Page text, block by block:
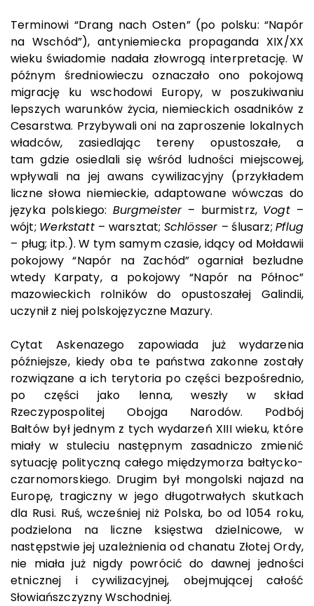
Terminowi “Drang nach Osten” (po polsku: “Napór
na Wschód”), antyniemiecka propaganda XIX/XX
wieku świadomie nadała złowrogą interpretację. W
późnym średniowieczu oznaczało ono pokojową
migrację ku wschodowi Europy, w poszukiwaniu
lepszych warunków życia, niemieckich osadników z
Cesarstwa. Przybywali oni na zaproszenie lokalnych
władców, zasiedlając tereny opustoszałe, a
tam gdzie osiedlali się wśród ludności miejscowej,
wpływali na jej awans cywilizacyjny (przykładem
liczne słowa niemieckie, adaptowane wówczas do
języka polskiego: Burgmeister – burmistrz, Vogt –
wójt; Werkstatt – warsztat; Schlösser – ślusarz;Pflug
– pług; itp.). W tym samym czasie, idący od Mołdawii
pokojowy “Napór na Zachód” ogarniał bezludne
wtedy Karpaty, a pokojowy “Napór na Północ”
mazowieckich rolników do opustoszałej Galindii,
uczynił z niej polskojęzyczne Mazury.
Cytat Askenazego zapowiada już wydarzenia
późniejsze, kiedy oba te państwa zakonne zostały
rozwiązane a ich terytoria po części bezpośrednio,
po części jako lenna, weszły w skład
Rzeczypospolitej Obojga Narodów. Podbój
Bałtów był jednym z tych wydarzeń XIII wieku, które
miały w stuleciu następnym zasadniczo zmienić
sytuację polityczną całego międzymorza bałtycko-
czarnomorskiego. Drugim był mongolski najazd na
Europę, tragiczny w jego długotrwałych skutkach
dla Rusi. Ruś, wcześniej niż Polska, bo od 1054 roku,
podzielona na liczne księstwa dzielnicowe, w
następstwie jej uzależnienia od chanatu Złotej Ordy,
nie miała już nigdy powrócić do dawnej jedności
etnicznej i cywilizacyjnej, obejmującej całość
Słowiańszczyzny Wschodniej.